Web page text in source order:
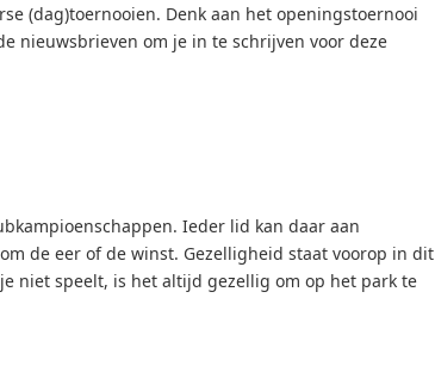
(dag)toernooien. Denk aan het openingstoernooi
nieuwsbrieven om je in te schrijven voor deze
Ieder lid kan daar aan
de eer of de winst. Gezelligheid staat voorop in dit
niet speelt, is het altijd gezellig om op het park te